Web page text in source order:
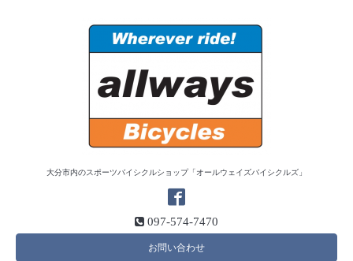
大分市内のスポーツバイシクルショップ「オールウェイズバイシクルズ」
097-574-7470
お問い合わせ